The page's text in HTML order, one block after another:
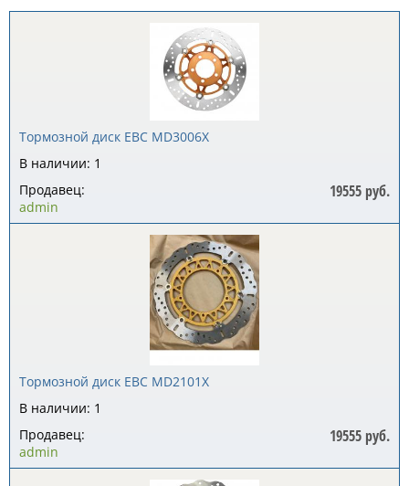
Тормозной диск EBC MD3006X
В наличии: 1
19555 руб.
Продавец:
admin
Тормозной диск EBC MD2101X
В наличии: 1
19555 руб.
Продавец:
admin